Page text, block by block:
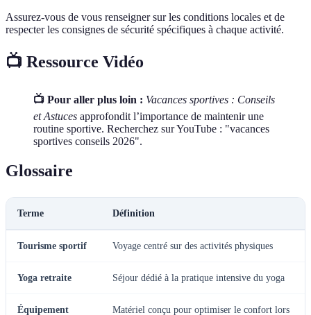
Assurez-vous de vous renseigner sur les conditions locales et de
respecter les consignes de sécurité spécifiques à chaque activité.
📺 Ressource Vidéo
📺 Pour aller plus loin : Vacances sportives : Conseils
et Astuces approfondit l’importance de maintenir une
routine sportive. Recherchez sur YouTube : "vacances
sportives conseils 2026".
Glossaire
Terme Définition
Tourisme sportif Voyage centré sur des activités physiques
Yoga retraite Séjour dédié à la pratique intensive du yoga
Équipement
Matériel conçu pour optimiser le confort lors